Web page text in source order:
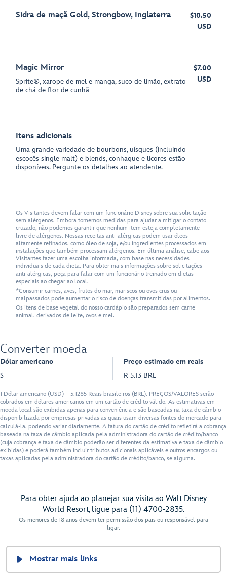
Sidra de maçã Gold, Strongbow, Inglaterra
$10.50
USD
Magic Mirror
Sprite®, xarope de mel e manga, suco de limão, extrato
de chá de flor de cunhã
$7.00
USD
Itens adicionais
Uma grande variedade de bourbons, uísques (incluindo
escocês single malt) e blends, conhaque e licores estão
disponíveis. Pergunte os detalhes ao atendente.
Os Visitantes devem falar com um funcionário Disney sobre sua solicitação
sem alérgenos. Embora tomemos medidas para ajudar a mitigar o contato
cruzado, não podemos garantir que nenhum item esteja completamente
livre de alérgenos. Nossas receitas anti-alérgicas podem usar óleos
altamente refinados, como óleo de soja, e/ou ingredientes processados em
instalações que também processam alérgenos. Em última análise, cabe aos
Visitantes fazer uma escolha informada, com base nas necessidades
individuais de cada dieta. Para obter mais informações sobre solicitações
anti-alérgicas, peça para falar com um funcionário treinado em dietas
especiais ao chegar ao local.
*Consumir carnes, aves, frutos do mar, mariscos ou ovos crus ou
malpassados pode aumentar o risco de doenças transmitidas por alimentos.
Os itens de base vegetal do nosso cardápio são preparados sem carne
animal, derivados de leite, ovos e mel.
Converter moeda
Dólar americano
$
Preço estimado em reais
R 5.13 BRL
1 Dólar americano (USD) = 5.1285 Reais brasileiros (BRL). PREÇOS/VALORES serão
cobrados em dólares americanos em um cartão de crédito válido. As estimativas em
moeda local são exibidas apenas para conveniência e são baseadas na taxa de câmbio
disponibilizada por empresas privadas as quais usam diversas fontes do mercado para
calculá-la, podendo variar diariamente. A fatura do cartão de crédito refletirá a cobrança
baseada na taxa de câmbio aplicada pela administradora do cartão de crédito/banco
(cuja cobrança e taxa de câmbio poderão ser diferentes da estimativa e taxa de câmbio
exibidas) e poderá também incluir tributos adicionais aplicáveis e outros encargos ou
taxas aplicadas pela administradora do cartão de crédito/banco, se alguma.
Para obter ajuda ao planejar sua visita ao Walt Disney
World Resort, ligue para (11) 4700-2835.
Os menores de 18 anos devem ter permissão dos pais ou responsável para
ligar.
Mostrar mais links